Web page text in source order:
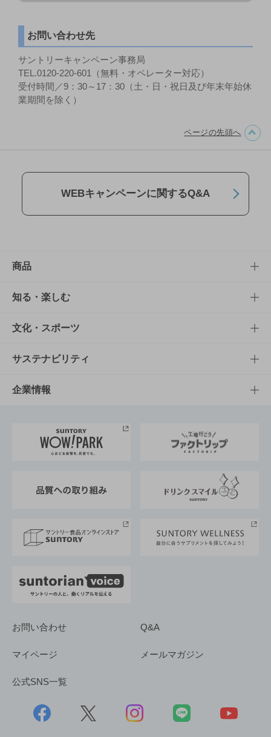
お問い合わせ先
サントリーキャンペーン事務局
TEL.0120-220-601（無料・オペレーター対応）
受付時間／9：30～17：30（土・日・祝日及び年末年始休
業期間を除く）
ページの先頭へ
WEBキャンペーンに関するQ&A
商品
商品TOP
商品一覧
商品発売情報
栄養成分一覧
知る・楽しむ
知る・楽しむTOP
キャンペーン
工場見学
地域情報
文化・スポーツ
文化・スポーツTOP
サントリーホール
サントリーサンバーズ大阪
サステナビリティ
サステナビリティTOP
サントリーが考えるサステナビリティ経営
企業情報
企業概要
採用情報
お問い合わせ Q&A
マイページ メールマガジン
公式SNS一覧